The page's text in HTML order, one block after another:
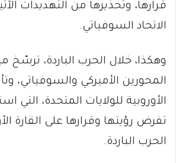
قرارها، وتحذيرها من التهديدات
الاتحاد السوفياتي.
وهكذا، خلال الحرب الباردة، ترسّخ
المحورين الأميركي والسوفياتي،
الأوروبية للولايات المتحدة، التي
تفرض رؤيتها وقرارها على القارة
الحرب الباردة.